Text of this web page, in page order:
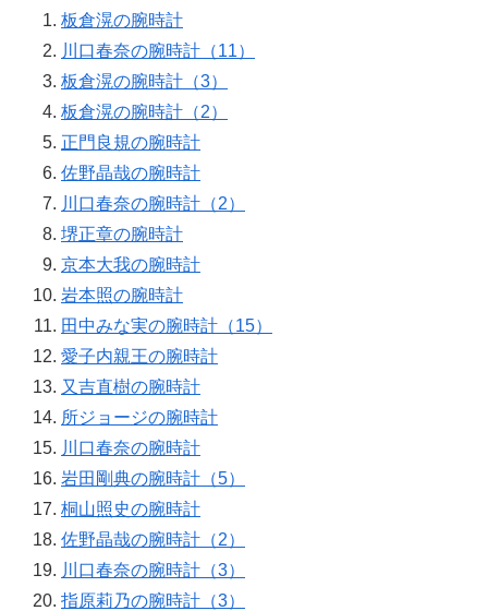
板倉滉の腕時計
川口春奈の腕時計（11）
板倉滉の腕時計（3）
板倉滉の腕時計（2）
正門良規の腕時計
佐野晶哉の腕時計
川口春奈の腕時計（2）
堺正章の腕時計
京本大我の腕時計
岩本照の腕時計
田中みな実の腕時計（15）
愛子内親王の腕時計
又吉直樹の腕時計
所ジョージの腕時計
川口春奈の腕時計
岩田剛典の腕時計（5）
桐山照史の腕時計
佐野晶哉の腕時計（2）
川口春奈の腕時計（3）
指原莉乃の腕時計（3）